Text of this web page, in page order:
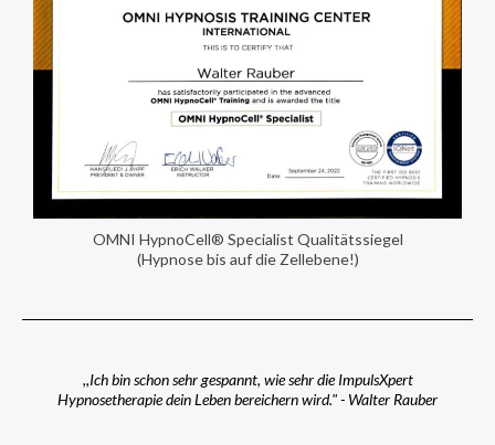
OMNI HypnoCell® Specialist Qualitätssiegel
(Hypnose bis auf die Zellebene!)
,,Ich bin schon sehr gespannt, wie sehr die ImpulsXpert
Hypnosetherapie dein Leben bereichern wird." - Walter Rauber